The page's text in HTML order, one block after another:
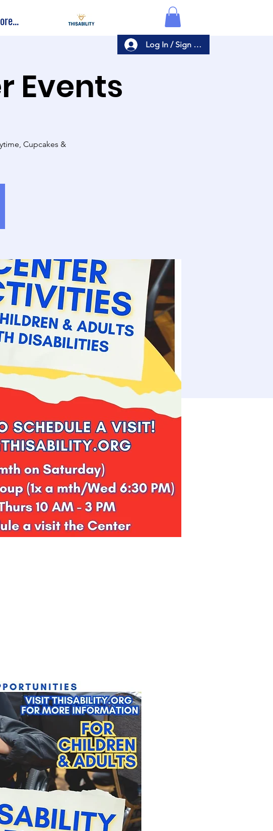
Log In / Sign Up
Events
Cupcakes &